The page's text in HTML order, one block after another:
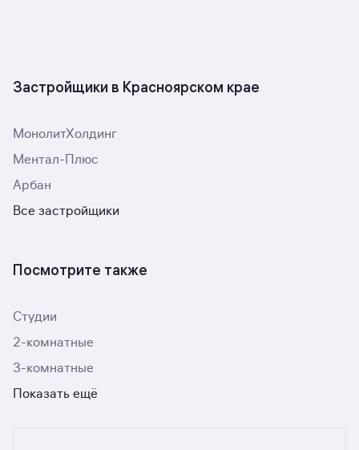
Застройщики в Красноярском крае
МонолитХолдинг
Ментал-Плюс
Арбан
Все застройщики
Посмотрите также
Студии
2-комнатные
3-комнатные
Показать ещё